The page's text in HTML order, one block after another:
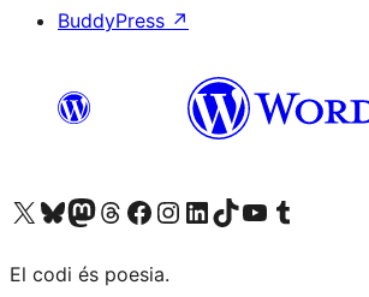
BuddyPress ↗
Visiteu el nostre compte X (abans Twitter)
Visiteu el nostre compte de Bluesky
Visiteu el nostre compte al Mastodon
Visiteu el nostre compte de Threads
Visiteu la nostra pàgina al Facebook
Visiteu el nostre compte d'Instagram
Visiteu el nostre compte de LinkedIn
Visiteu el nostre compte de TikTok
Visiteu el nostre canal al YouTube
Visiteu el nostre compte de Tumblr
El codi és poesia.